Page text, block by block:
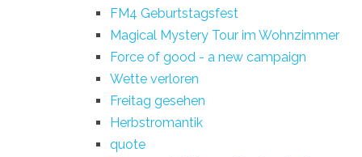
FM4 Geburtstagsfest
Magical Mystery Tour im Wohnzimmer
Force of good - a new campaign
Wette verloren
Freitag gesehen
Herbstromantik
quote